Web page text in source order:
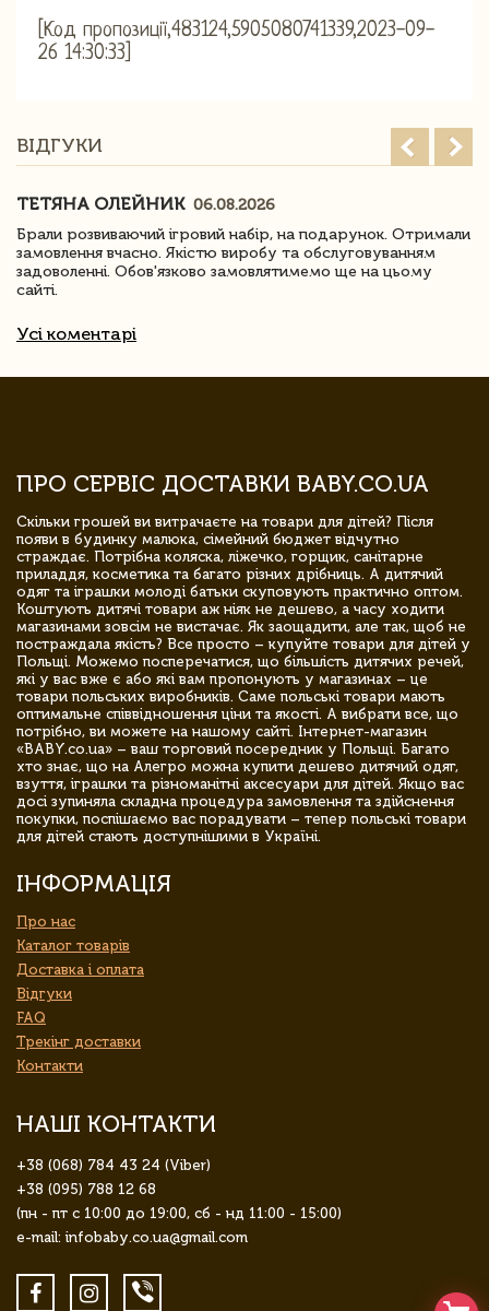
[Код пропозиції,483124,5905080741339,2023-09-
26 14:30:33]
ВІДГУКИ
ТЕТЯНА ОЛЕЙНИК 06.08.2026
Брали розвиваючий ігровий набір, на подарунок. Отримали
замовлення вчасно. Якістю виробу та обслуговуванням
задоволенні. Обов'язково замовлятимемо ще на цьому
сайті.
Усі коментарі
ПРО СЕРВІС ДОСТАВКИ BABY.CO.UA
Скільки грошей ви витрачаєте на товари для дітей? Після
появи в будинку малюка, сімейний бюджет відчутно
страждає. Потрібна коляска, ліжечко, горщик, санітарне
приладдя, косметика та багато різних дрібниць. А дитячий
одяг та іграшки молоді батьки скуповують практично оптом.
Коштують дитячі товари аж ніяк не дешево, а часу ходити
магазинами зовсім не вистачає. Як заощадити, але так, щоб не
постраждала якість? Все просто – купуйте товари для дітей у
Польщі. Можемо посперечатися, що більшість дитячих речей,
які у вас вже є або які вам пропонують у магазинах – це
товари польських виробників. Саме польські товари мають
оптимальне співвідношення ціни та якості. А вибрати все, що
потрібно, ви можете на нашому сайті. Інтернет-магазин
«BABY.co.ua» – ваш торговий посередник у Польщі. Багато
хто знає, що на Алегро можна купити дешево дитячий одяг,
взуття, іграшки та різноманітні аксесуари для дітей. Якщо вас
досі зупиняла складна процедура замовлення та здійснення
покупки, поспішаємо вас порадувати – тепер польські товари
для дітей стають доступнішими в Україні.
ІНФОРМАЦІЯ
Про нас
Каталог товарів
Доставка і оплата
Відгуки
FAQ
Трекінг доставки
Контакти
НАШІ КОНТАКТИ
+38 (068) 784 43 24 (Viber)
+38 (095) 788 12 68
(пн - пт с 10:00 до 19:00, сб - нд 11:00 - 15:00)
e-mail: infobaby.co.ua@gmail.com